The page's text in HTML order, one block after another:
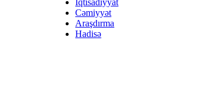
İqtisadiyyat
Cəmiyyət
Araşdırma
Hadisə